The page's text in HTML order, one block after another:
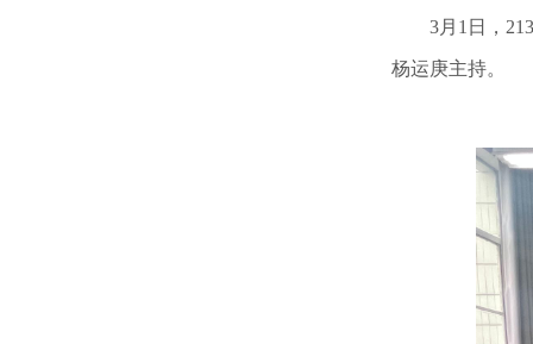
3月1日，​
杨运庚主持。